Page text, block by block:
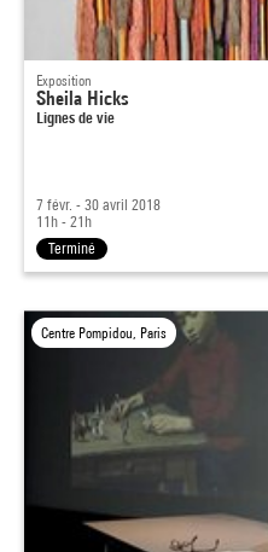
Exposition
Sheila Hicks
Lignes de vie
7 févr. - 30 avril 2018
11h - 21h
Terminé
Centre Pompidou, Paris